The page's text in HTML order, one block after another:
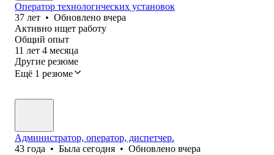
Оператор технологических установок
37 лет • Обновлено вчера
Активно ищет работу
Общий опыт
11 лет 4 месяца
Другие резюме
Ещё 1 резюме
Администратор, оператор, диспетчер.
43 года • Была сегодня • Обновлено вчера